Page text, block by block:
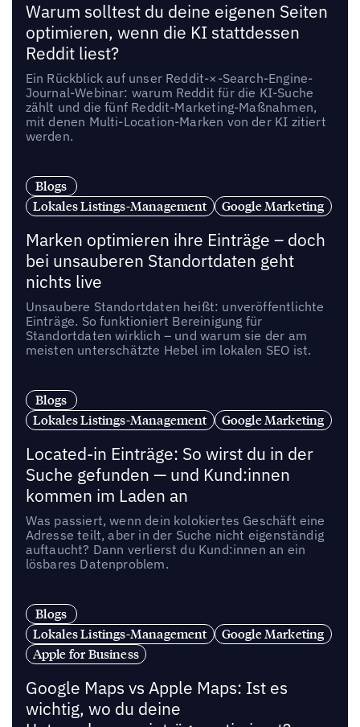
Warum solltest du deine eigenen Seiten
optimieren, wenn die KI stattdessen
Reddit liest?
Ein Rückblick auf unser Reddit-×-Search-Engine-
Journal-Webinar: warum Reddit für die KI-Suche
zählt und die fünf Reddit-Marketing-Maßnahmen,
mit denen Multi-Location-Marken von der KI zitiert
werden.
Blogs
Lokales Listings-Management
Google Marketing
Marken optimieren ihre Einträge – doch
bei unsauberen Standortdaten geht
nichts live
Unsaubere Standortdaten heißt: unveröffentlichte
Einträge. So funktioniert Bereinigung für
Standortdaten wirklich – und warum sie der am
meisten unterschätzte Hebel im lokalen SEO ist.
Blogs
Lokales Listings-Management
Google Marketing
Located-in Einträge: So wirst du in der
Suche gefunden — und Kund:innen
kommen im Laden an
Was passiert, wenn dein kolokiertes Geschäft eine
Adresse teilt, aber in der Suche nicht eigenständig
auftaucht? Dann verlierst du Kund:innen an ein
lösbares Datenproblem.
Blogs
Lokales Listings-Management
Google Marketing
Apple for Business
Google Maps vs Apple Maps: Ist es
wichtig, wo du deine